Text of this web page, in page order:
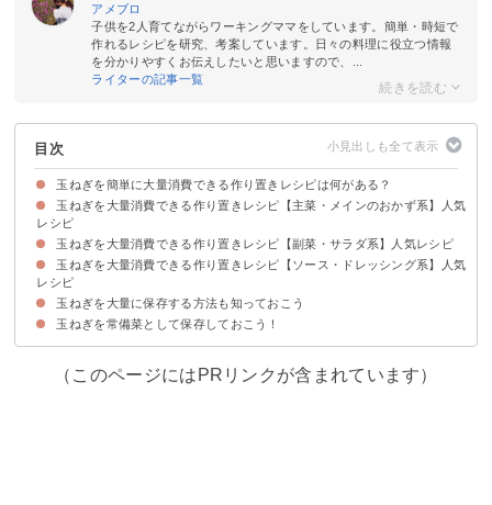
アメブロ
子供を2人育てながらワーキングママをしています。簡単・時短で
作れるレシピを研究、考案しています。日々の料理に役立つ情報
を分かりやすくお伝えしたいと思いますので、...
ライターの記事一覧
目次
玉ねぎを簡単に大量消費できる作り置きレシピは何がある？
玉ねぎを大量消費できる作り置きレシピ【主菜・メインのおかず系】人気
レシピ
①豚と玉ねぎの牛丼風
②アジの南蛮漬け
③栄養満点チリビーンズ
④簡単ミートソース
⑤鶏むね肉と豆腐のふんわり揚げ
⑥ポークソテーの白ワインアップルソース添え
玉ねぎを大量消費できる作り置きレシピ【副菜・サラダ系】人気レシピ
①大葉入りスライス玉ねぎの酢漬け
②ツナ入り新玉ねぎとパプリカのマリネ
③新玉ねぎの焼き浸し
④冷凍可能な簡単ラタトゥイユ
⑤お弁当にぴったりのきんぴら玉ねぎ
⑥常備菜のおすすめの玉ねぎ入りやみつきピーマン
⑦具材は玉ねぎだけのカレーマリネ
⑧ナポリタン味の切り干し大根の炒め物
玉ねぎを大量消費できる作り置きレシピ【ソース・ドレッシング系】人気
レシピ
①レンジで作るとろける玉ねぎソース
②ゆずと玉ねぎのドレッシング
③トマトと玉ねぎの発酵ソース
玉ねぎを大量に保存する方法も知っておこう
玉ねぎを常備菜として保存しておこう！
（このページにはPRリンクが含まれています）